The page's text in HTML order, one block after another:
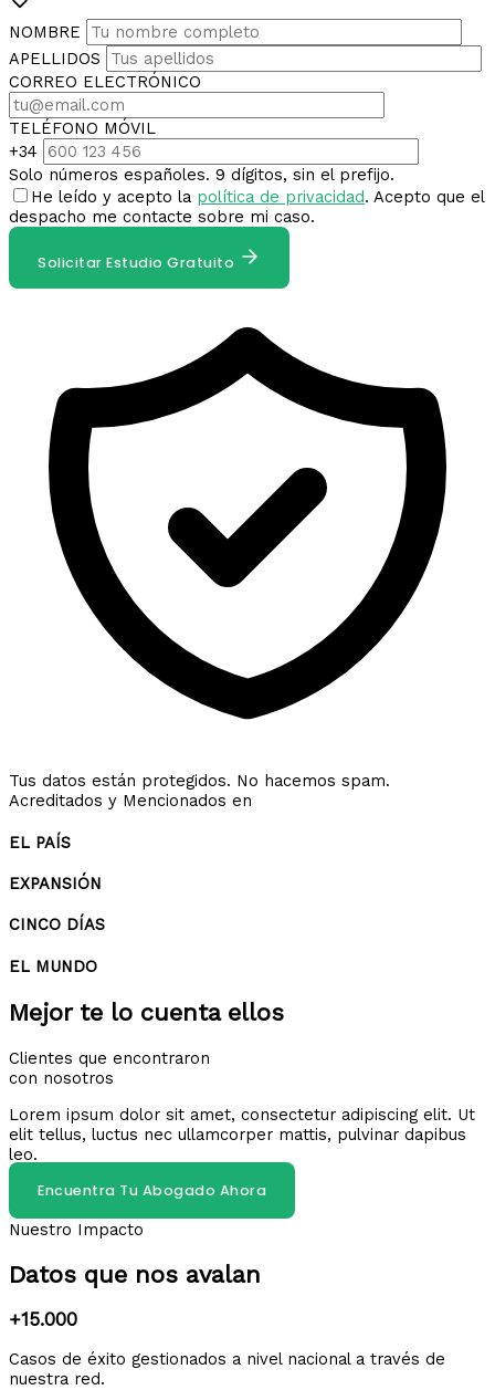
NOMBRE
APELLIDOS
CORREO ELECTRÓNICO
TELÉFONO MÓVIL
+34
Solo números españoles. 9 dígitos, sin el prefijo.
He leído y acepto la política de privacidad. Acepto que el
despacho me contacte sobre mi caso.
Solicitar Estudio Gratuito
Tus datos están protegidos. No hacemos spam.
Acreditados y Mencionados en
EL PAÍS
EXPANSIÓN
CINCO DÍAS
EL MUNDO
Mejor te lo cuenta ellos
Clientes que encontraron
con nosotros
Lorem ipsum dolor sit amet, consectetur adipiscing elit. Ut
elit tellus, luctus nec ullamcorper mattis, pulvinar dapibus
leo.
Encuentra Tu Abogado Ahora
Nuestro Impacto
Datos que nos avalan
+15.000
Casos de éxito gestionados a nivel nacional a través de
nuestra red.